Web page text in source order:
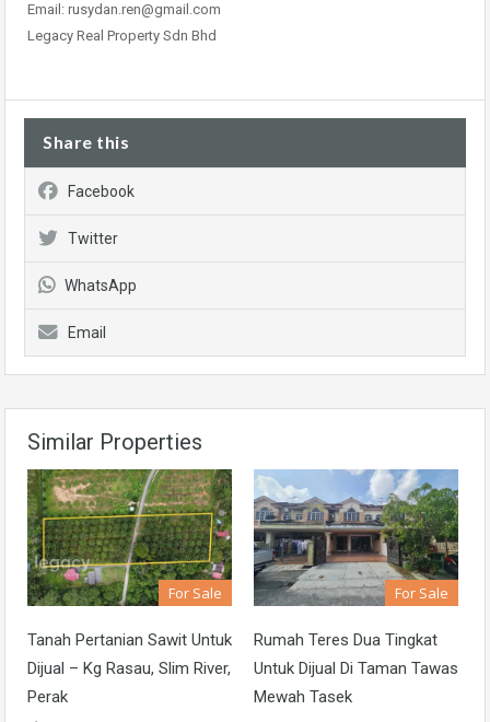
Email: rusydan.ren@gmail.com
Legacy Real Property Sdn Bhd
Share this
Facebook
Twitter
WhatsApp
Email
Similar Properties
For Sale
Tanah Pertanian Sawit Untuk
Dijual – Kg Rasau, Slim River,
Perak
For Sale
Rumah Teres Dua Tingkat
Untuk Dijual Di Taman Tawas
Mewah Tasek